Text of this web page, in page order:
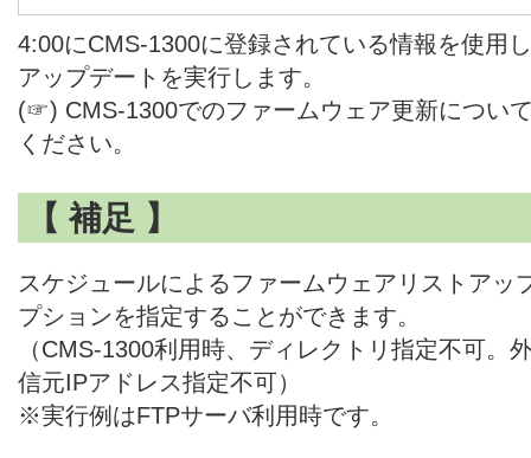
4:00にCMS-1300に登録されている情報を使用
アップデートを実行します。
(☞) CMS-1300でのファームウェア更新につい
ください。
【 補足 】
スケジュールによるファームウェアリストアッ
プションを指定することができます。
（CMS-1300利用時、ディレクトリ指定不可。
信元IPアドレス指定不可）
※実行例はFTPサーバ利用時です。